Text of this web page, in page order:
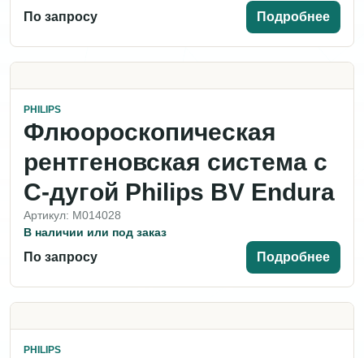
По запросу Подробнее
PHILIPS
Флюороскопическая
рентгеновская система с
С-дугой Philips BV Endura
Артикул: M014028
В наличии или под заказ
По запросу Подробнее
PHILIPS